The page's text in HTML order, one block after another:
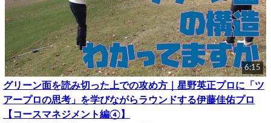
6:15
グリーン面を読み切った上での攻め方｜星野英正プロに「ツ
アープロの思考」を学びながらラウンドする伊藤佳佑プロ
【コースマネジメント編④】